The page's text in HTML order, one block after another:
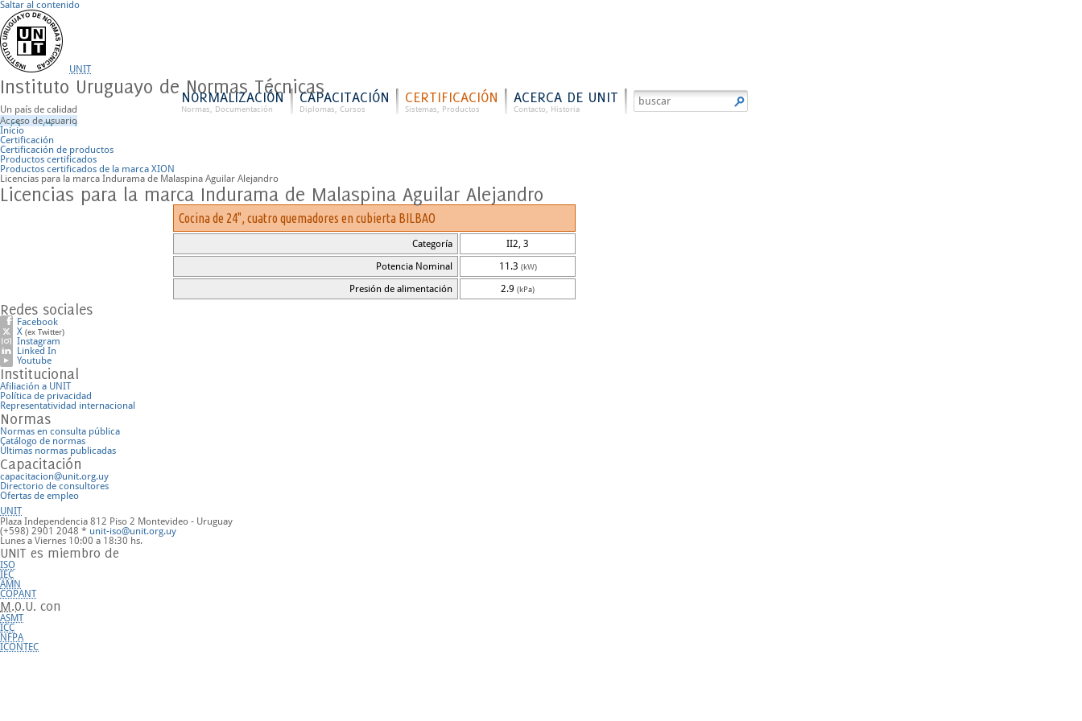
Saltar al contenido
UNIT
Instituto Uruguayo de Normas Técnicas
Un país de calidad
Acceso de usuario
NORMALIZACIÓN
Normas, Documentación
CAPACITACIÓN
Diplomas, Cursos
CERTIFICACIÓN
Sistemas, Productos
ACERCA DE UNIT
Contacto, Historia
Inicio
Certificación
Certificación de productos
Productos certificados
Productos certificados de la marca XION
Licencias para la marca Indurama de Malaspina Aguilar Alejandro
Licencias para la marca Indurama de Malaspina Aguilar Alejandro
Cocina de 24", cuatro quemadores en cubierta BILBAO
Categoría
II2, 3
Potencia Nominal
11.3 (kW)
Presión de alimentación 2.9 (kPa)
Redes sociales
Facebook
X (ex Twitter)
Instagram
Linked In
Youtube
Institucional
Afiliación a UNIT
Política de privacidad
Representatividad internacional
Normas
Normas en consulta pública
Catálogo de normas
Últimas normas publicadas
Capacitación
capacitacion@unit.org.uy
Directorio de consultores
Ofertas de empleo
UNIT
Plaza Independencia 812 Piso 2 Montevideo - Uruguay
(+598) 2901 2048 * unit-iso@unit.org.uy
Lunes a Viernes 10:00 a 18:30 hs.
UNIT es miembro de
ISO
IEC
AMN
COPANT
M.O.U. con
ASMT
ICC
NFPA
ICONTEC